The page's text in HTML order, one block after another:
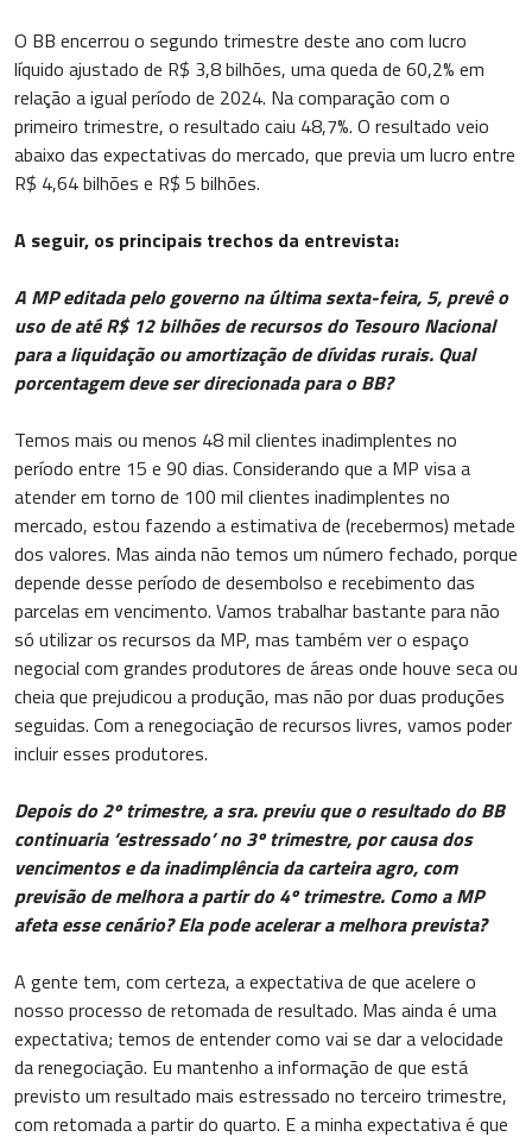
O BB encerrou o segundo trimestre deste ano com lucro
líquido ajustado de R$ 3,8 bilhões, uma queda de 60,2% em
relação a igual período de 2024. Na comparação com o
primeiro trimestre, o resultado caiu 48,7%. O resultado veio
abaixo das expectativas do mercado, que previa um lucro entre
R$ 4,64 bilhões e R$ 5 bilhões.
A seguir, os principais trechos da entrevista:
A MP editada pelo governo na última sexta-feira, 5, prevê o
uso de até R$ 12 bilhões de recursos do Tesouro Nacional
para a liquidação ou amortização de dívidas rurais. Qual
porcentagem deve ser direcionada para o BB?
Temos mais ou menos 48 mil clientes inadimplentes no
período entre 15 e 90 dias. Considerando que a MP visa a
atender em torno de 100 mil clientes inadimplentes no
mercado, estou fazendo a estimativa de (recebermos) metade
dos valores. Mas ainda não temos um número fechado, porque
depende desse período de desembolso e recebimento das
parcelas em vencimento. Vamos trabalhar bastante para não
só utilizar os recursos da MP, mas também ver o espaço
negocial com grandes produtores de áreas onde houve seca ou
cheia que prejudicou a produção, mas não por duas produções
seguidas. Com a renegociação de recursos livres, vamos poder
incluir esses produtores.
Depois do 2º trimestre, a sra. previu que o resultado do BB
continuaria ‘estressado’ no 3º trimestre, por causa dos
vencimentos e da inadimplência da carteira agro, com
previsão de melhora a partir do 4º trimestre. Como a MP
afeta esse cenário? Ela pode acelerar a melhora prevista?
A gente tem, com certeza, a expectativa de que acelere o
nosso processo de retomada de resultado. Mas ainda é uma
expectativa; temos de entender como vai se dar a velocidade
da renegociação. Eu mantenho a informação de que está
previsto um resultado mais estressado no terceiro trimestre,
com retomada a partir do quarto. E a minha expectativa é que